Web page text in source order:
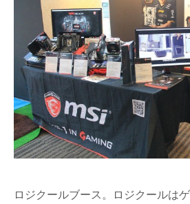
ロジクールブース。ロジクールは